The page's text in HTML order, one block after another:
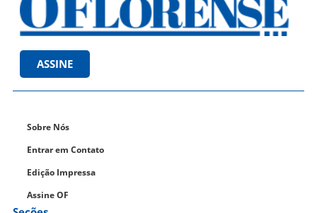
ASSINE
Sobre Nós
Entrar em Contato
Edição Impressa
Assine OF